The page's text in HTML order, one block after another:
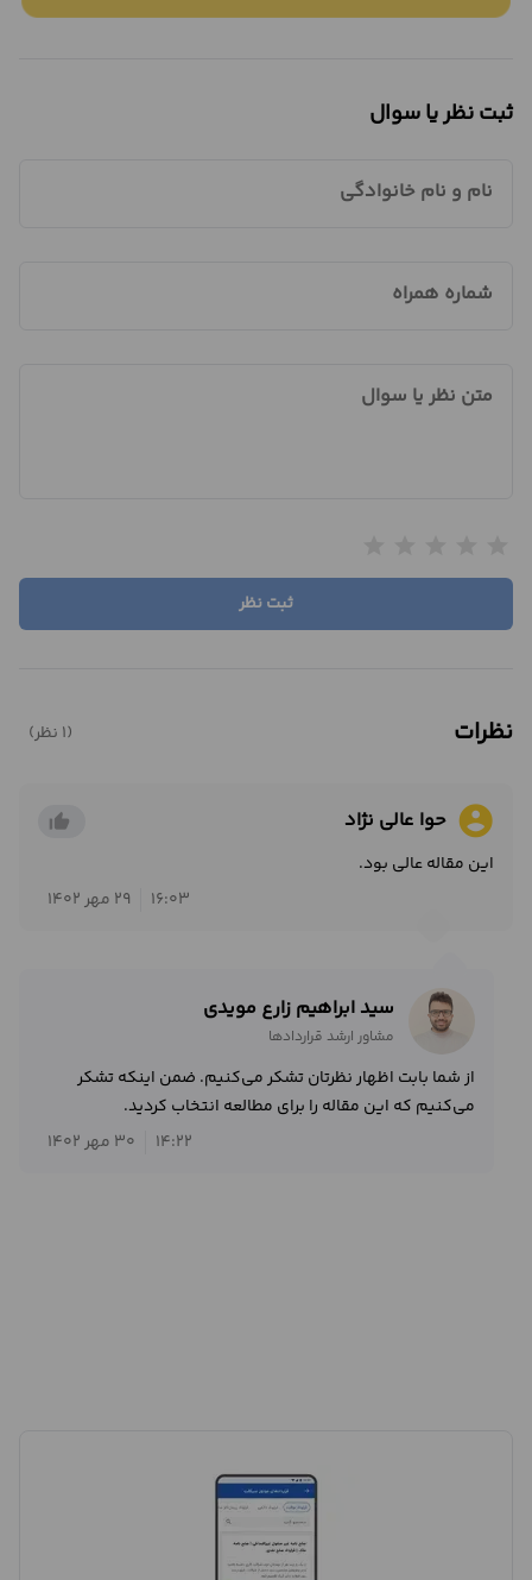
ثبت نظر یا سوال
نام و نام خانوادگی
شماره همراه
متن نظر یا سوال
ثبت نظر
نظرات (1 نظر)
account_circle حوا عالی نژاد thumb_up_alt
این مقاله عالی بود.
16:03
29 مهر 1402
سید ابراهیم زارع مویدی
مشاور ارشد قراردادها
از شما بابت اظهار نظرتان تشکر می‌کنیم. ضمن اینکه تشکر
می‌کنیم که این مقاله را برای مطالعه انتخاب کردید.
14:22
30 مهر 1402